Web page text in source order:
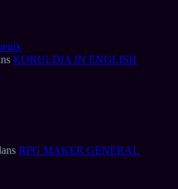
KORULDIA IN ENGLISH
RPG MAKER GENERAL